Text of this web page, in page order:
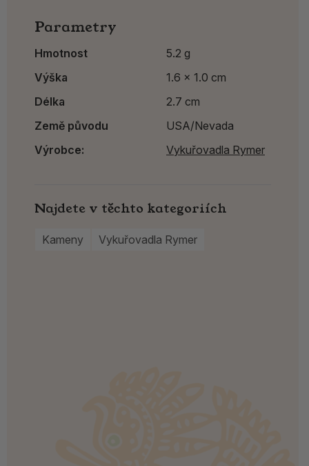
Parametry
Hmotnost
5.2 g
Výška
1.6 x 1.0 cm
Délka
2.7 cm
Země původu
USA/Nevada
Výrobce:
Vykuřovadla Rymer
Najdete v těchto kategoriích
Kameny Vykuřovadla Rymer